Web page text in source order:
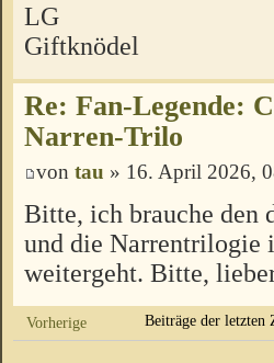
LG
Giftknödel
Re: Fan-Legende:
Narren-Trilo
von tau » 16. April 2026,
Bitte, ich brauche den
und die Narrentrilogie
weitergeht. Bitte,
Vorherige Beiträge der letzten